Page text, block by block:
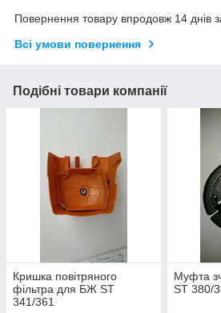
Повернення товару впродовж 14 днів
Всі умови повернення
Подібні товари компанії
Кришка повітряного
фільтра для БЖ ST
341/361
Муфта
ST 380/